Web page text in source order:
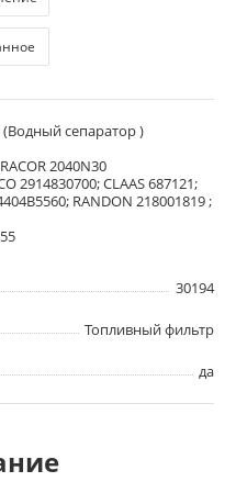
сепаратор )
2040N30
2914830700; CLAAS 687121;
RANDON 218001819 ;
30194
Топливный фильтр
да